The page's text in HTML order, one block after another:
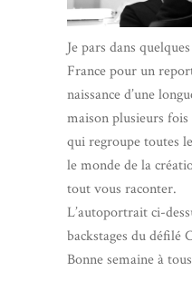
Je pars dans
France pour un
naissance d’une
maison plusieurs
qui regroupe toutes
le monde de la
tout vous raconter.
L’autoportrait ci-
backstages du défilé
Bonne semaine à